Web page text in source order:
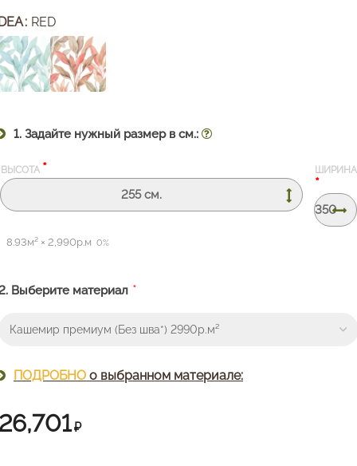
RED
1. Задайте нужный размер в см.:
ВЫСОТА * ШИРИНА
*
8.93м² × 2,990р.м 0%
Выберите материал *
ПОДРОБНО о выбранном материале:
₽